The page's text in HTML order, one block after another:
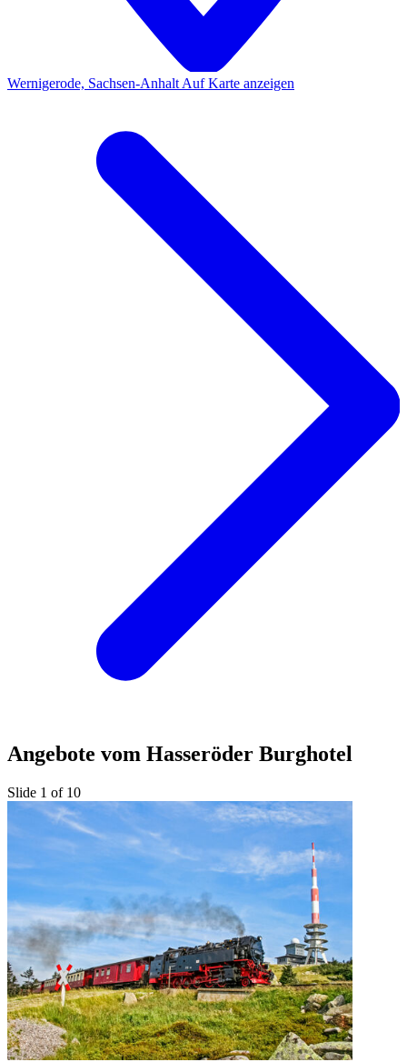
Wernigerode, Sachsen-Anhalt Auf Karte anzeigen
Angebote vom Hasseröder Burghotel
Slide 1 of 10